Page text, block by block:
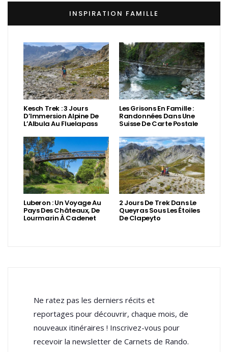
INSPIRATION FAMILLE
Kesch Trek : 3 Jours
D’Immersion Alpine De
L’Albula Au Fluelapass
Les Grisons En Famille :
Randonnées Dans Une
Suisse De Carte Postale
Luberon : Un Voyage Au
Pays Des Châteaux, De
Lourmarin À Cadenet
2 Jours De Trek Dans Le
Queyras Sous Les Étoiles
De Clapeyto
Ne ratez pas les derniers récits et
reportages pour découvrir, chaque mois, de
nouveaux itinéraires ! Inscrivez-vous pour
recevoir la newsletter de Carnets de Rando.